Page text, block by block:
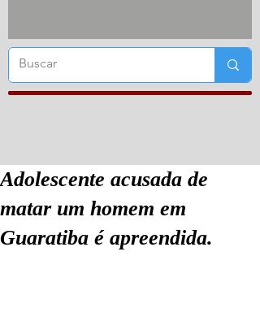
Adolescente acusada de
matar um homem em
Guaratiba é apreendida.